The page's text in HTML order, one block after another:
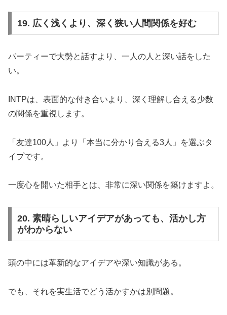
19. 広く浅くより、深く狭い人間関係を好む
パーティーで大勢と話すより、一人の人と深い話をした
い。
INTPは、表面的な付き合いより、深く理解し合える少数
の関係を重視します。
「友達100人」より「本当に分かり合える3人」を選ぶタ
イプです。
一度心を開いた相手とは、非常に深い関係を築けますよ。
20. 素晴らしいアイデアがあっても、活かし方
がわからない
頭の中には革新的なアイデアや深い知識がある。
でも、それを実生活でどう活かすかは別問題。